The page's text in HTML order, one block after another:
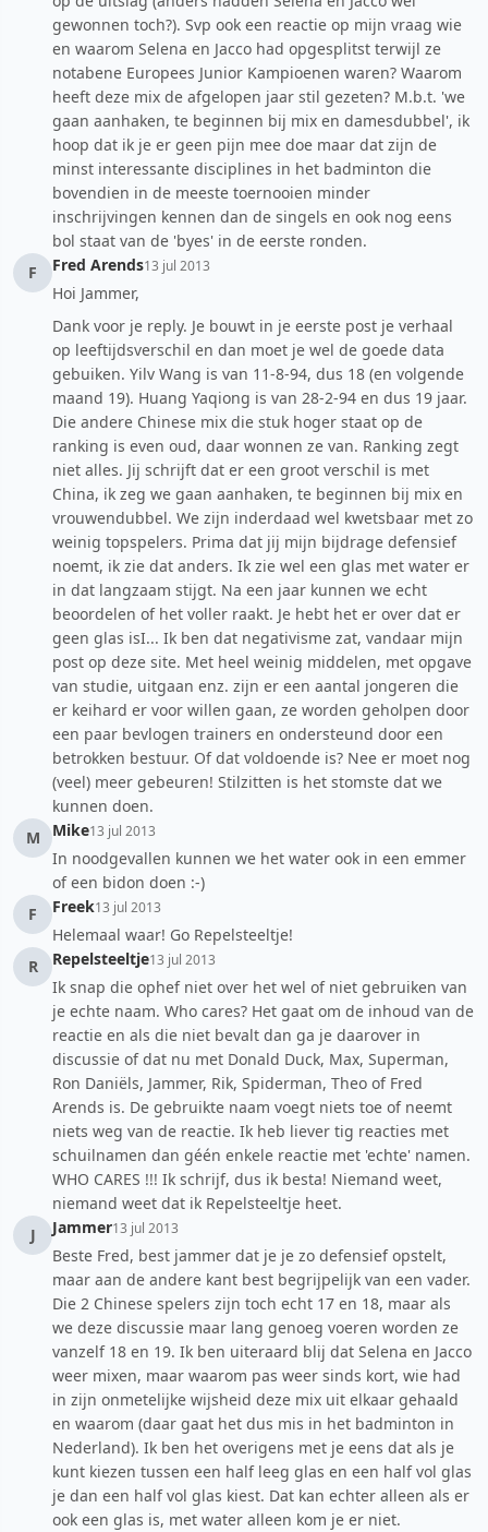
gewonnen toch?). Svp ook een reactie op mijn vraag wie
en waarom Selena en Jacco had opgesplitst terwijl ze
notabene Europees Junior Kampioenen waren? Waarom
heeft deze mix de afgelopen jaar stil gezeten? M.b.t. 'we
gaan aanhaken, te beginnen bij mix en damesdubbel', ik
hoop dat ik je er geen pijn mee doe maar dat zijn de
minst interessante disciplines in het badminton die
bovendien in de meeste toernooien minder
inschrijvingen kennen dan de singels en ook nog eens
bol staat van de 'byes' in de eerste ronden.
F
Fred Arends13 jul 2013
Hoi Jammer,
Dank voor je reply. Je bouwt in je eerste post je verhaal
op leeftijdsverschil en dan moet je wel de goede data
gebuiken. Yilv Wang is van 11-8-94, dus 18 (en volgende
maand 19). Huang Yaqiong is van 28-2-94 en dus 19 jaar.
Die andere Chinese mix die stuk hoger staat op de
ranking is even oud, daar wonnen ze van. Ranking zegt
niet alles. Jij schrijft dat er een groot verschil is met
China, ik zeg we gaan aanhaken, te beginnen bij mix en
vrouwendubbel. We zijn inderdaad wel kwetsbaar met zo
weinig topspelers. Prima dat jij mijn bijdrage defensief
noemt, ik zie dat anders. Ik zie wel een glas met water er
in dat langzaam stijgt. Na een jaar kunnen we echt
beoordelen of het voller raakt. Je hebt het er over dat er
geen glas isI... Ik ben dat negativisme zat, vandaar mijn
post op deze site. Met heel weinig middelen, met opgave
van studie, uitgaan enz. zijn er een aantal jongeren die
er keihard er voor willen gaan, ze worden geholpen door
een paar bevlogen trainers en ondersteund door een
betrokken bestuur. Of dat voldoende is? Nee er moet nog
(veel) meer gebeuren! Stilzitten is het stomste dat we
kunnen doen.
M
Mike13 jul 2013
In noodgevallen kunnen we het water ook in een emmer
of een bidon doen :-)
F
Freek13 jul 2013
Helemaal waar! Go Repelsteeltje!
R
Repelsteeltje13 jul 2013
Ik snap die ophef niet over het wel of niet gebruiken van
je echte naam. Who cares? Het gaat om de inhoud van de
reactie en als die niet bevalt dan ga je daarover in
discussie of dat nu met Donald Duck, Max, Superman,
Ron Daniëls, Jammer, Rik, Spiderman, Theo of Fred
Arends is. De gebruikte naam voegt niets toe of neemt
niets weg van de reactie. Ik heb liever tig reacties met
schuilnamen dan géén enkele reactie met 'echte' namen.
WHO CARES !!! Ik schrijf, dus ik besta! Niemand weet,
niemand weet dat ik Repelsteeltje heet.
J
Jammer13 jul 2013
Beste Fred, best jammer dat je je zo defensief opstelt,
maar aan de andere kant best begrijpelijk van een vader.
Die 2 Chinese spelers zijn toch echt 17 en 18, maar als
we deze discussie maar lang genoeg voeren worden ze
vanzelf 18 en 19. Ik ben uiteraard blij dat Selena en Jacco
weer mixen, maar waarom pas weer sinds kort, wie had
in zijn onmetelijke wijsheid deze mix uit elkaar gehaald
en waarom (daar gaat het dus mis in het badminton in
Nederland). Ik ben het overigens met je eens dat als je
kunt kiezen tussen een half leeg glas en een half vol glas
je dan een half vol glas kiest. Dat kan echter alleen als er
ook een glas is, met water alleen kom je er niet.